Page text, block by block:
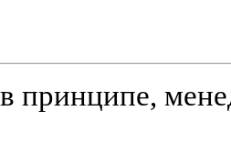
принципе,